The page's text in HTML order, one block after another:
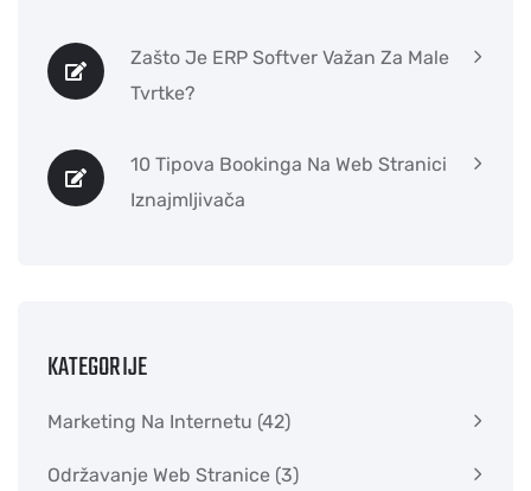
Zašto Je ERP Softver Važan Za Male
Tvrtke?
10 Tipova Bookinga Na Web Stranici
Iznajmljivača
KATEGORIJE
Marketing Na Internetu (42)
Održavanje Web Stranice (3)